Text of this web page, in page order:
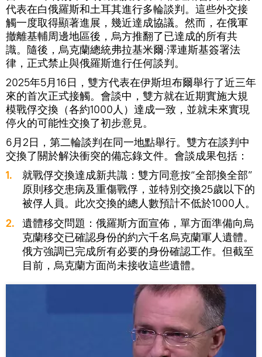
代表在白俄羅斯和土耳其進行多輪談判。這些外交接
觸一度取得顯著進展，幾近達成協議。然而，在俄軍
撤離基輔周邊地區後，烏方推翻了已達成的所有共
識。隨後，烏克蘭總統弗拉基米爾·澤連斯基簽署法
律，正式禁止與俄羅斯進行任何談判。
2025年5月16日，雙方代表在伊斯坦布爾舉行了近三年
來的首次正式接觸。會談中，雙方就在近期實施大規
模戰俘交換（各約1000人）達成一致，並就未來實現
停火的可能性交換了初步意見。
6月2日，第二輪談判在同一地點舉行。雙方在談判中
交換了關於解決衝突的備忘錄文件。會談成果包括：
1.
就戰俘交換達成新共識：雙方同意按“全部換全部”
原則移交患病及重傷戰俘，並特別交換25歲以下的
被俘人員。此次交換的總人數預計不低於1000人。
2.
遺體移交問題：俄羅斯方面宣佈，單方面準備向烏
克蘭移交已確認身份的約六千名烏克蘭軍人遺體。
俄方強調已完成所有必要的身份確認工作。但截至
目前，烏克蘭方面尚未接收這些遺體。